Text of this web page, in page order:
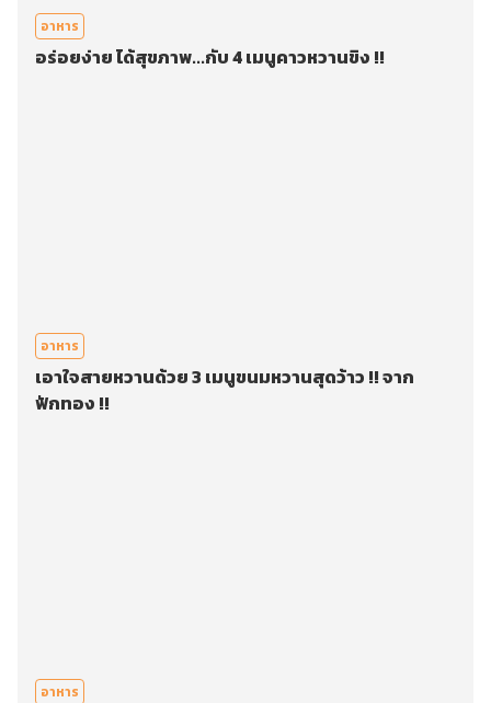
อาหาร
อร่อยง่าย ได้สุขภาพ...กับ 4 เมนูคาวหวานขิง !!
อาหาร
เอาใจสายหวานด้วย 3 เมนูขนมหวานสุดว้าว !! จาก
ฟักทอง !!
อาหาร